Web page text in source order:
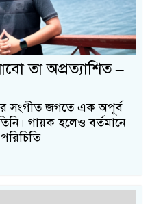
তা অপ্রত্যাশিত –
সংগীত জগতে এক অপূর্ব
গায়ক হলেও বর্তমানে